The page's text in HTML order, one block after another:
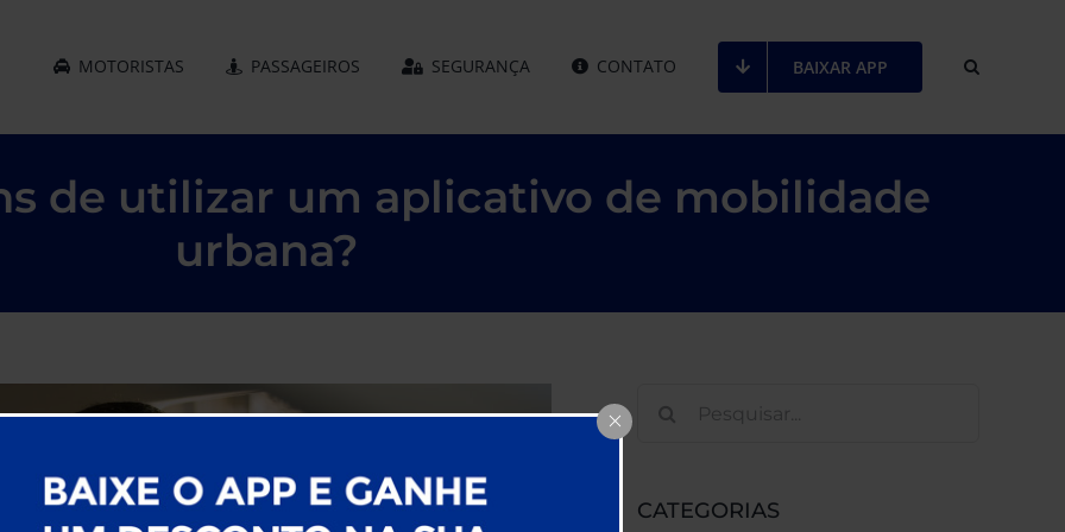
MOTORISTAS PASSAGEIROS SEGURANÇA CONTATO BAIXAR APP
de utilizar um aplicativo de mobilidade
urbana?
CATEGORIAS